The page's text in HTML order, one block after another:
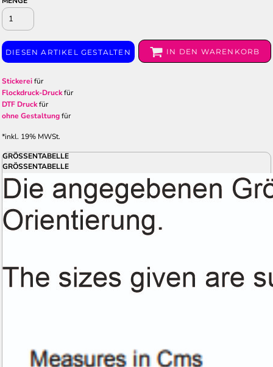
DIESEN ARTIKEL GESTALTEN IN DEN WARENKORB
Stickereifür
Flockdruck-Druckfür
DTF Druckfür
ohne Gestaltungfür
*inkl. 19% MWSt.
GRÖSSENTABELLE
GRÖSSENTABELLE